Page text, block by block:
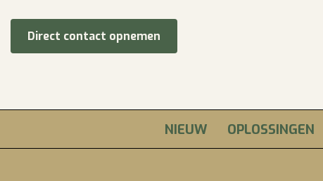
Direct contact opnemen
NIEUW OPLOSSINGEN